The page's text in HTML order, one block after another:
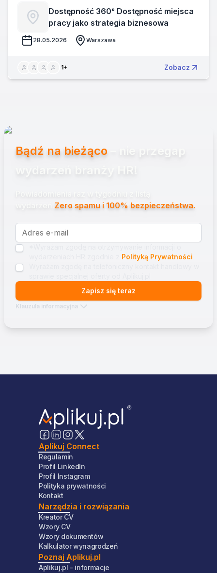
Dostępność 360° Dostępność miejsca
pracy jako strategia biznesowa
28.05.2026 Warszawa
1+ Zobacz
Bądź na bieżąco
– nie przegap
Zero spamu i 100% bezpieczeństwa.
Polityką Prywatności
Zapisz się teraz
Klauzula informacyjna
Aplikuj Connect
Regulamin
Profil LinkedIn
Profil Instagram
Polityka prywatności
Kontakt
Narzędzia i rozwiązania
Kreator CV
Wzory CV
Wzory dokumentów
Kalkulator wynagrodzeń
Poznaj Aplikuj.pl
Aplikuj.pl - informacje